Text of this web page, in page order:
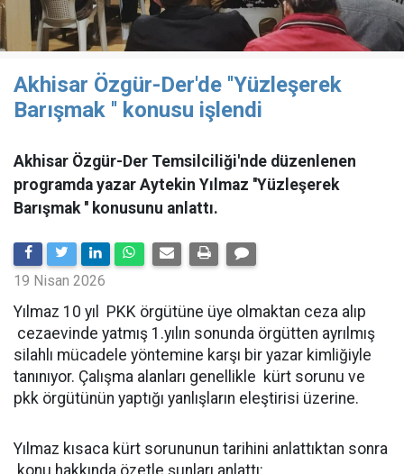
Akhisar Özgür-Der'de ''Yüzleşerek
Barışmak '' konusu işlendi
Akhisar Özgür-Der Temsilciliği'nde düzenlenen
programda yazar Aytekin Yılmaz ''Yüzleşerek
Barışmak '' konusunu anlattı.
19 Nisan 2026
Yılmaz 10 yıl PKK örgütüne üye olmaktan ceza alıp
cezaevinde yatmış 1.yılın sonunda örgütten ayrılmış
silahlı mücadele yöntemine karşı bir yazar kimliğiyle
tanınıyor. Çalışma alanları genellikle kürt sorunu ve
pkk örgütünün yaptığı yanlışların eleştirisi üzerine.
Yılmaz kısaca kürt sorununun tarihini anlattıktan sonra
konu hakkında özetle şunları anlattı: